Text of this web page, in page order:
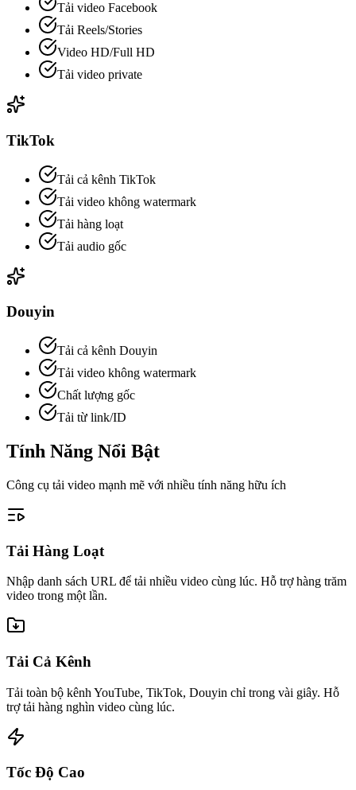
Tải video Facebook
Tải Reels/Stories
Video HD/Full HD
Tải video private
TikTok
Tải cả kênh TikTok
Tải video không watermark
Tải hàng loạt
Tải audio gốc
Douyin
Tải cả kênh Douyin
Tải video không watermark
Chất lượng gốc
Tải từ link/ID
Tính Năng Nổi Bật
Công cụ tải video mạnh mẽ với nhiều tính năng hữu ích
Tải Hàng Loạt
Nhập danh sách URL để tải nhiều video cùng lúc. Hỗ trợ hàng trăm
video trong một lần.
Tải Cả Kênh
Tải toàn bộ kênh YouTube, TikTok, Douyin chỉ trong vài giây. Hỗ
trợ tải hàng nghìn video cùng lúc.
Tốc Độ Cao